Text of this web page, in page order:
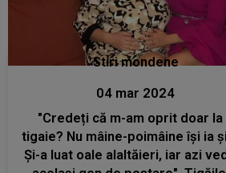
Stiri mondene
04 mar 2024
"Credeți că m-am oprit doar la
tigaie? Nu mâine-poimâine își ia
Și-a luat oale alaltăieri, iar azi